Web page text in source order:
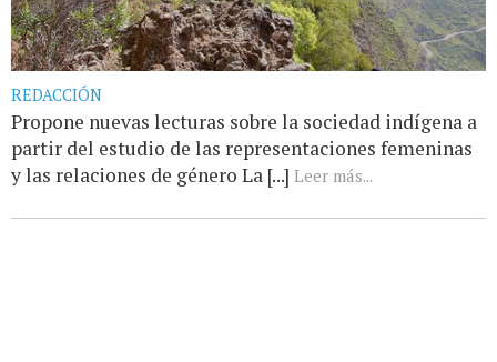
REDACCIÓN
Propone nuevas lecturas sobre la sociedad indígena a
partir del estudio de las representaciones femeninas
y las relaciones de género La [...] Leer más...